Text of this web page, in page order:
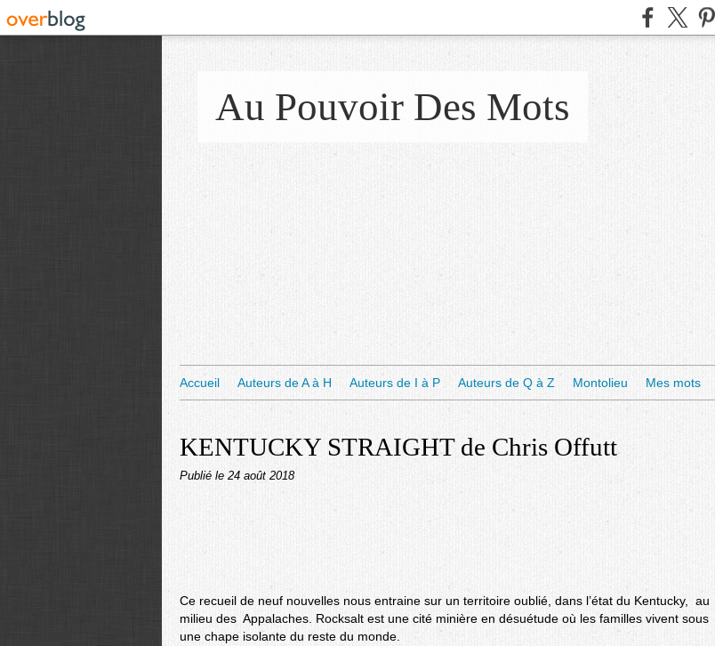
Au Pouvoir Des Mots
Accueil Auteurs de A à H Auteurs de I à P Auteurs de Q à Z Montolieu Mes mots
KENTUCKY STRAIGHT de Chris Offutt
Publié le 24 août 2018
Ce recueil de neuf nouvelles nous entraine sur un territoire oublié, dans l’état du Kentucky, au
milieu des Appalaches. Rocksalt est une cité minière en désuétude où les familles vivent sous
une chape isolante du reste du monde.